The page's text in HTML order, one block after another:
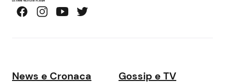
News e Cronaca Gossip e TV